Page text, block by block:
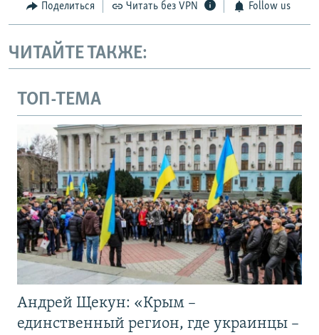
Поделиться Читать без VPN Follow us
ЧИТАЙТЕ ТАКЖЕ:
ТОП-ТЕМА
Андрей Щекун: «Крым –
единственный регион, где украинцы –